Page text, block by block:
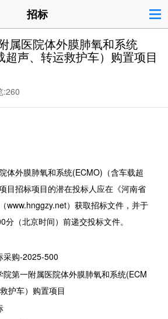
招标
属医院体外膜肺氧和系统
超声、转运救护车）购置项目
:260
体外膜肺氧和系统(ECMO)（含车载超
目招标项目的潜在投标人应在《河南省
www.hnggzy.net）获取招标文件，并于
（北京时间）前递交投标文件。
采购-2025-500
第一附属医院体外膜肺氧和系统(ECM
护车）购置项目